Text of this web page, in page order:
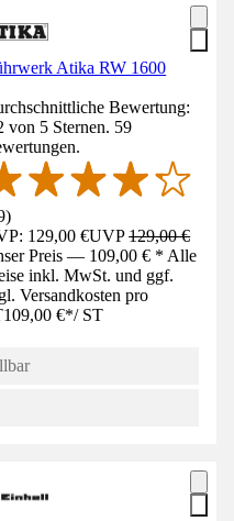
Atika RW 1600
Bewertung:
von 5 Sternen. 59
)
129,00 €UVP129,00 €
Preis — 109,00 € * Alle
inkl. MwSt. und ggf.
Versandkosten pro
109,00 €*/ ST